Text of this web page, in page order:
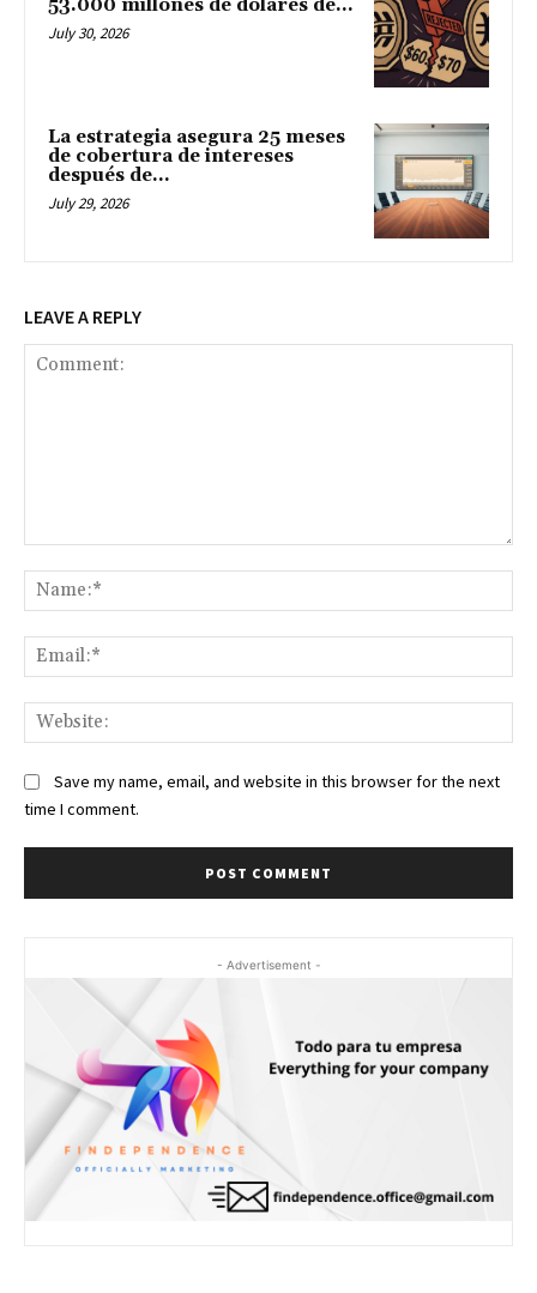
53.000 millones de dólares de...
July 30, 2026
La estrategia asegura 25 meses
de cobertura de intereses
después de...
July 29, 2026
LEAVE A REPLY
Save my name, email, and website in this browser for the next
time I comment.
- Advertisement -